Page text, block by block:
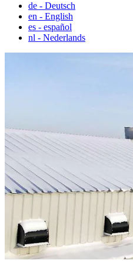
de - Deutsch
en - English
es - español
nl - Nederlands